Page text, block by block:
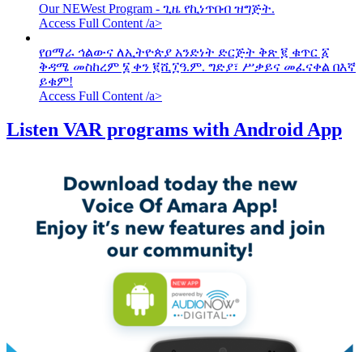
Our NEWest Program - ጊዜ የኪነጥበብ ዝግጅት.
Access Full Content /a>
የዐማራ ኅልውና ለኢትዮጵያ አንድነት ድርጅት ቅጽ ፪ ቁጥር ፩
ቅዳሜ መስከረም ፮ ቀን ፪ሺ፲ዓ.ም. ግድያ፣ ሥቃይና መፈናቀል በእኛ
ይቁም!
Access Full Content /a>
Listen VAR programs with Android App